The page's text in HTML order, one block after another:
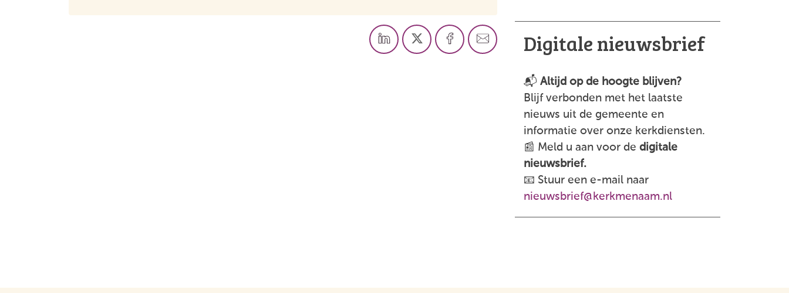
Digitale nieuwsbrief
📬 Altijd op de hoogte blijven?
Blijf verbonden met het laatste
nieuws uit de gemeente en
informatie over onze kerkdiensten.
📰 Meld u aan voor de digitale
nieuwsbrief.
📧 Stuur een e-mail naar
nieuwsbrief@kerkmenaam.nl